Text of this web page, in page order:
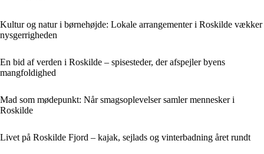
Kultur og natur i børnehøjde: Lokale arrangementer i Roskilde vækker
nysgerrigheden
En bid af verden i Roskilde – spisesteder, der afspejler byens
mangfoldighed
Mad som mødepunkt: Når smagsoplevelser samler mennesker i
Roskilde
Livet på Roskilde Fjord – kajak, sejlads og vinterbadning året rundt